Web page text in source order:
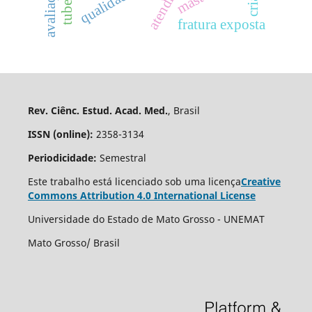
fratura exposta
Rev. Ciênc. Estud. Acad. Med., Brasil
ISSN (online): 2358-3134
Periodicidade: Semestral
Este trabalho está licenciado sob uma licençaCreative
Commons Attribution 4.0 International License
Universidade do Estado de Mato Grosso - UNEMAT
Mato Grosso/ Brasil